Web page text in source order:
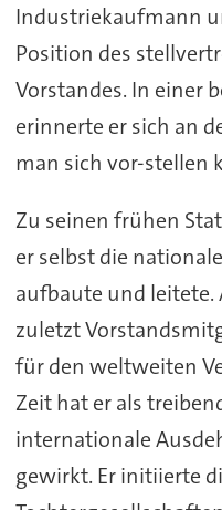
Industriekaufmann
Position des
Vorstandes. In einer
erinnerte er sich an
man sich vor-stellen
Zu seinen frühen
er selbst die
aufbaute und leitete.
zuletzt
für den weltweiten
Zeit hat er als
internationale
gewirkt. Er initiierte